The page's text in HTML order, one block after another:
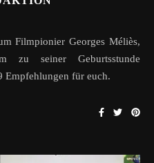
zu seiner Geburtsstunde
Empfehlungen für euch.